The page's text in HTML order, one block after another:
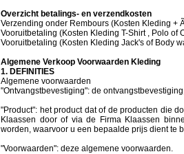
Overzicht betalings- en verzendkosten
Verzending onder Rembours (Kosten Kleding +
Vooruitbetaling (Kosten Kleding T-Shirt , Polo of
Vooruitbetaling (Kosten Kleding Jack's of Body
Algemene Verkoop Voorwaarden Kleding
1. DEFINITIES
Algemene voorwaarden
"Ontvangstbevestiging": de
"Product": het product dat of de producten die
Klaassen door of via de Firma Klaassen
worden, waarvoor u een bepaalde prijs dient te
"Voorwaarden": deze algemene voorwaarden.